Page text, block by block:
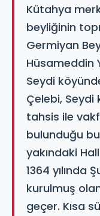
Kütahya
beyliğinin
Germiyan
Hüsameddin
Seydi
Çelebi, Seydi
tahsis ile
bulunduğu bu
yakındaki
1364 yılında
kurulmuş
geçer. Kısa